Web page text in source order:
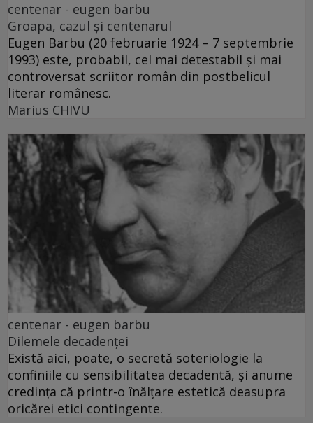
centenar - eugen barbu
Groapa, cazul și centenarul
Eugen Barbu (20 februarie 1924 – 7 septembrie
1993) este, probabil, cel mai detestabil și mai
controversat scriitor român din postbelicul
literar românesc.
Marius CHIVU
centenar - eugen barbu
Dilemele decadenței
Există aici, poate, o secretă soteriologie la
confiniile cu sensibilitatea decadentă, și anume
credința că printr-o înălțare estetică deasupra
oricărei etici contingente.